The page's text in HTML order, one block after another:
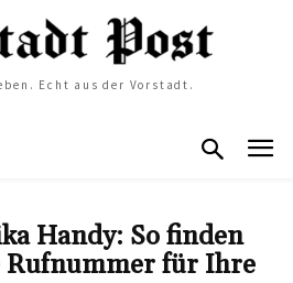
Echt aus der Vorstadt.
Handy: So finden
Rufnummer für Ihre